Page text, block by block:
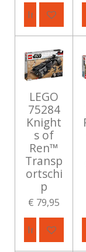
In
LEGO
75284
Knight
s of
Ren™
Transp
ortschi
p
€ 79,95
In